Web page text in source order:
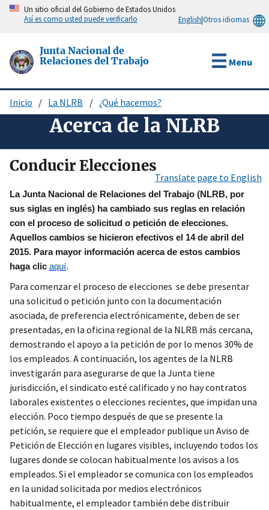
Pasar
principal
Un sitio oficial del Gobierno de Estados Unidos
Así es como usted puede verificarlo
English|Otros idiomas
Junta Nacional de
Relaciones del Trabajo
Menu
Sobrescribir
enlaces
ayuda
la
navegación
Inicio La NLRB ¿Qué hacemos?
Acerca de la NLRB
Translate page to English
Conducir Elecciones
La Junta Nacional de Relaciones del Trabajo (NLRB, por
sus siglas en inglés) ha cambiado sus reglas en relación
con el proceso de solicitud o petición de elecciones.
Aquellos cambios se hicieron efectivos el 14 de abril del
2015. Para mayor información acerca de estos cambios
haga clic aquí.
Para comenzar el proceso de elecciones se debe presentar
una solicitud o petición junto con la documentación
asociada, de preferencia electrónicamente, deben de ser
presentadas, en la oficina regional de la NLRB más cercana,
demostrando el apoyo a la petición de por lo menos 30% de
los empleados. A continuación, los agentes de la NLRB
investigarán para asegurarse de que la Junta tiene
jurisdicción, el sindicato esté calificado y no hay contratos
laborales existentes o elecciones recientes, que impidan una
elección. Poco tiempo después de que se presente la
petición, se requiere que el empleador publique un Aviso de
Petición de Elección en lugares visibles, incluyendo todos los
lugares donde se colocan habitualmente los avisos a los
empleados. Si el empleador se comunica con los empleados
en la unidad solicitada por medios electrónicos
habitualmente, el empleador también debe distribuir